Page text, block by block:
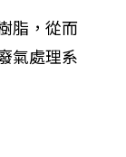
脂，從而
氣處理系